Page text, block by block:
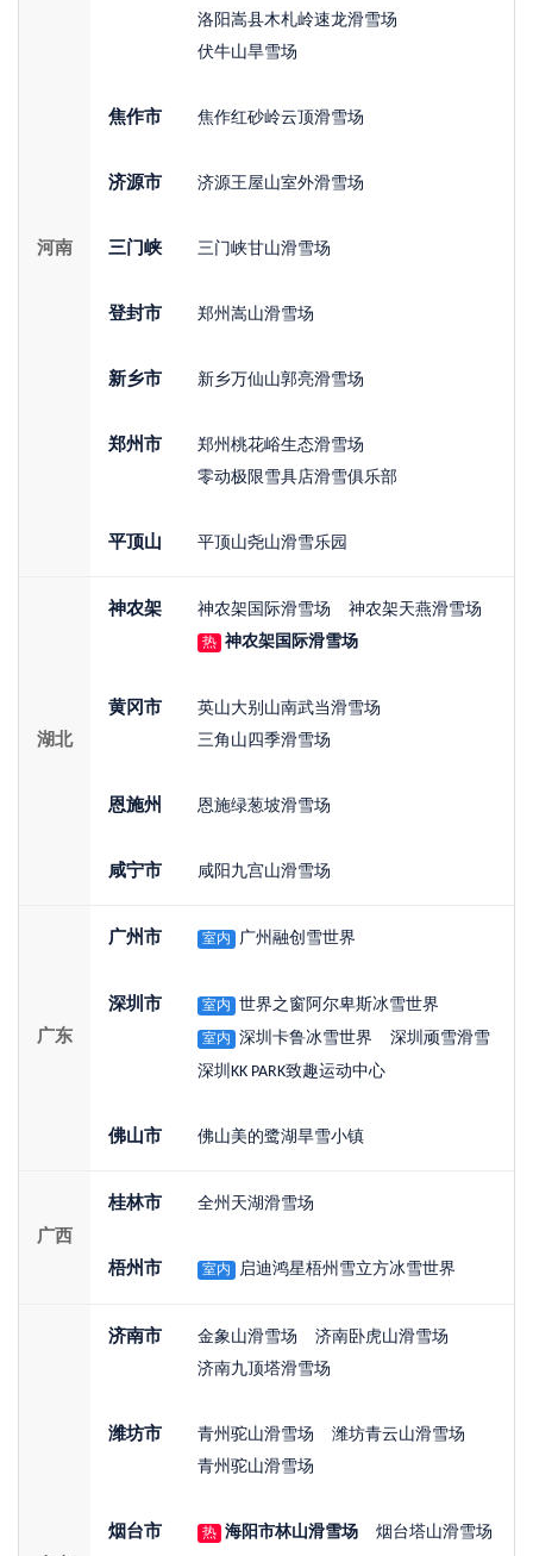
河南
洛阳嵩县木札岭速龙滑雪场
伏牛山旱雪场
焦作市 焦作红砂岭云顶滑雪场
济源市 济源王屋山室外滑雪场
三门峡 三门峡甘山滑雪场
登封市 郑州嵩山滑雪场
新乡市 新乡万仙山郭亮滑雪场
郑州市
郑州桃花峪生态滑雪场
零动极限雪具店滑雪俱乐部
平顶山 平顶山尧山滑雪乐园
湖北
神农架 神农架国际滑雪场 神农架天燕滑雪场
热 神农架国际滑雪场
黄冈市
英山大别山南武当滑雪场
三角山四季滑雪场
恩施州 恩施绿葱坡滑雪场
咸宁市 咸阳九宫山滑雪场
广东
广州市 室内 广州融创雪世界
深圳市 室内 世界之窗阿尔卑斯冰雪世界
室内 深圳卡鲁冰雪世界
深圳顽雪滑雪
深圳KK PARK致趣运动中心
佛山市 佛山美的鹭湖旱雪小镇
广西
桂林市 全州天湖滑雪场
梧州市 室内 启迪鸿星梧州雪立方冰雪世界
济南市 金象山滑雪场
济南卧虎山滑雪场
济南九顶塔滑雪场
潍坊市 青州驼山滑雪场
潍坊青云山滑雪场
青州驼山滑雪场
烟台市 热 海阳市林山滑雪场 烟台塔山滑雪场